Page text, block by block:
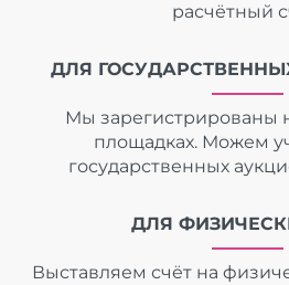
расчётный
ДЛЯ
Мы зарегистрированы
площадках. Можем
государственных
ДЛЯ
Выставляем счёт на